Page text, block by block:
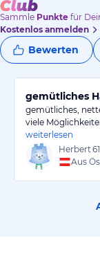
Sammle Punkte für
Kostenlos anmelden
Bewerten
gemütliches
gemütliches,
viele
weiterlesen
Herbert
Aus